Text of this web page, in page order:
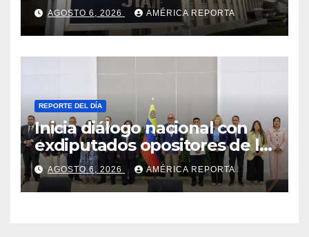
Venezuela
AGOSTO 6, 2026 AMÉRICA REPORTA
REPORTE DEL DÍA
Inicia diálogo nacional con
exdiputados opositores de la
AN de 2015
AGOSTO 6, 2026 AMÉRICA REPORTA